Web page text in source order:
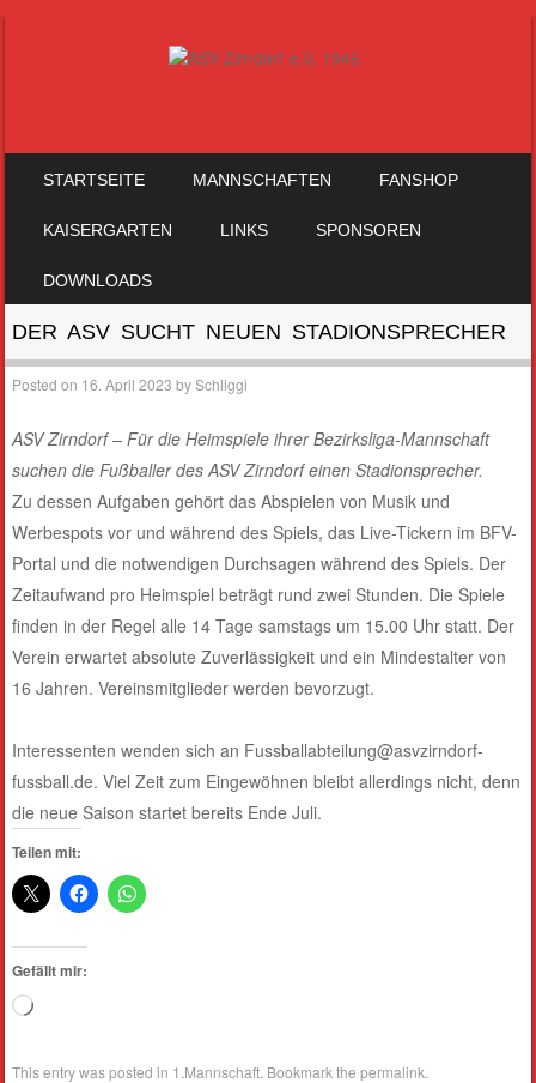
STARTSEITE MANNSCHAFTEN FANSHOP
KAISERGARTEN LINKS SPONSOREN
DOWNLOADS
DER ASV SUCHT NEUEN STADIONSPRECHER
Posted on 16. April 2023 bySchliggi
ASV Zirndorf – Für die Heimspiele ihrer Bezirksliga-Mannschaft
suchen die Fußballer des ASV Zirndorf einen Stadionsprecher.
Zu dessen Aufgaben gehört das Abspielen von Musik und
Werbespots vor und während des Spiels, das Live-Tickern im BFV-
Portal und die notwendigen Durchsagen während des Spiels. Der
Zeitaufwand pro Heimspiel beträgt rund zwei Stunden. Die Spiele
finden in der Regel alle 14 Tage samstags um 15.00 Uhr statt. Der
Verein erwartet absolute Zuverlässigkeit und ein Mindestalter von
16 Jahren. Vereinsmitglieder werden bevorzugt.
Interessenten wenden sich an Fussballabteilung@asvzirndorf-
fussball.de. Viel Zeit zum Eingewöhnen bleibt allerdings nicht, denn
die neue Saison startet bereits Ende Juli.
Teilen mit:
Gefällt mir:
Wird
This entry was posted in 1.Mannschaft . Bookmark thepermalink